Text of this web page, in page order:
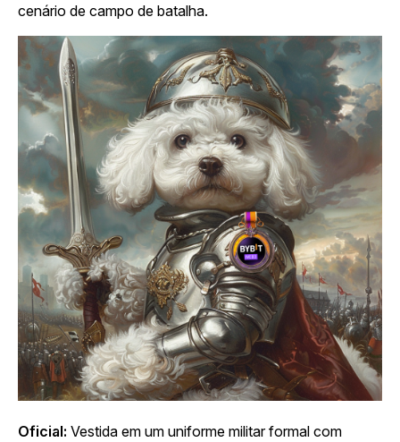
cenário de campo de batalha.
Oficial: Vestida em um uniforme militar formal com